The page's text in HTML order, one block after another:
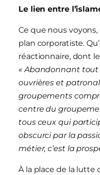
Le lien entre
Ce que nous
plan corporatiste.
réactionnaire, dont
« Abandonnant tout
ouvrières et
groupements
centre du
tous ceux qui
obscurci par la
métier, c’est la
À la place de la lutte